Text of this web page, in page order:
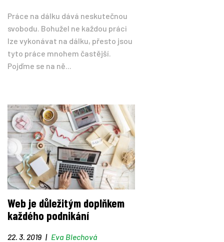
Práce na dálku dává neskutečnou
svobodu. Bohužel ne každou práci
lze vykonávat na dálku, přesto jsou
tyto práce mnohem častější.
Pojďme se na ně...
Web je důležitým doplňkem
každého podnikání
22. 3. 2019 | Eva Blechová